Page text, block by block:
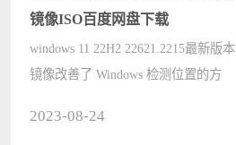
镜像ISO百度网盘下载
windows 11 22H2 22621.2215最新版本
镜像改善了 Windows 检测位置的方
2023-08-24